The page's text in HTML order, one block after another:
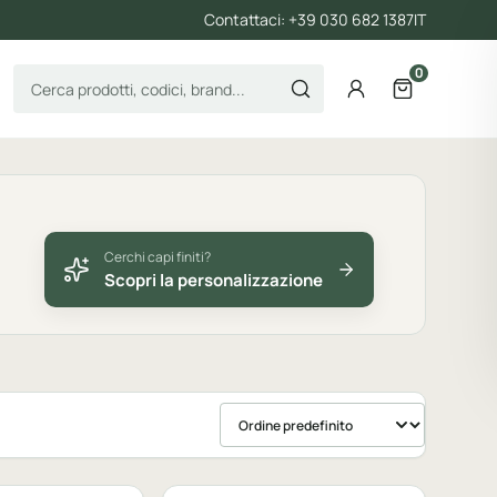
Contattaci: +39 030 682 1387IT
Cerca prodotti AccountApri il
0
Cerchi capi finiti?
Scopri la personalizzazione
Ordina prodotti
Personalizzabile